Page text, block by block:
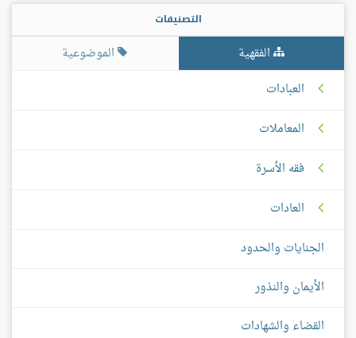
التصنيفات
الفقهية
الموضوعية
العبادات
المعاملات
فقه الأسرة
العادات
الجنايات والحدود
الأيمان والنذور
القضاء والشهادات